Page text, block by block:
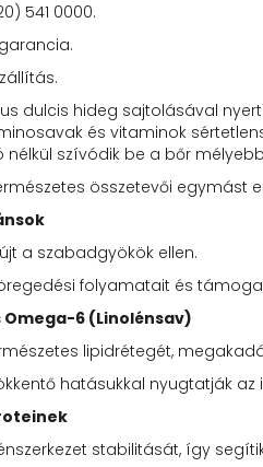
541 0000.
dulcis hideg sajtolásával
és vitaminok
nélkül szívódik be a bőr
összetevői egymást
a szabadgyökök ellen.
folyamatait és
6 (Linolénsav)
lipidrétegét,
hatásukkal nyugtatják
stabilitását, így